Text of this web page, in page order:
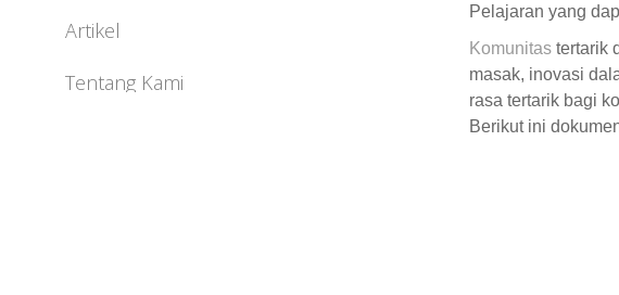
Pelajaran yang
Komunitas tertarik
masak, inovasi
rasa tertarik bagi
Berikut ini
Artikel
Tentang Kami